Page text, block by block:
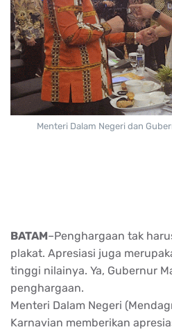
Menteri Dalam Negeri dan
BATAM–Penghargaan tak
plakat. Apresiasi juga
tinggi nilainya. Ya, Gubernur
penghargaan.
Menteri Dalam Negeri
Karnavian memberikan